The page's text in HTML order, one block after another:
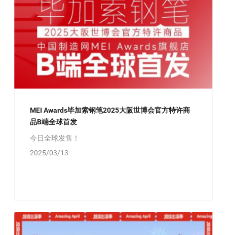
MEI Awards毕加索钢笔2025大阪世博会官方特许商
品B端全球首发
今日全球发售！
2025/03/13